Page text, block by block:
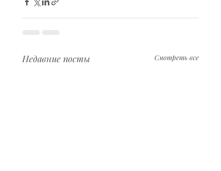
Недавние посты Смотреть все